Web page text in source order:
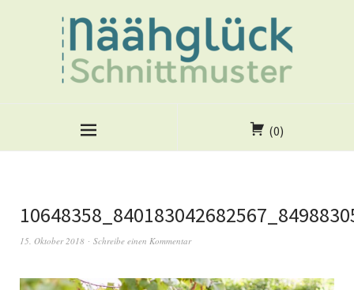
(0)
15. Oktober 2018 Schreibe einen Kommentar